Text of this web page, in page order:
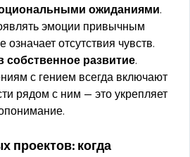
ожиданиями.
эмоции привычным
означает отсутствия чувств.
собственное развитие.
с гением всегда включают
рядом с ним — это укрепляет
проектов: когда